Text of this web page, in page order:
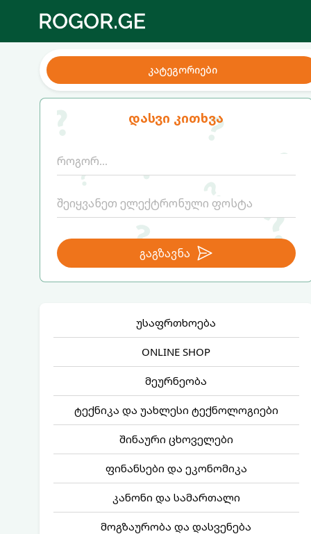
კატეგორიები
დასვი კითხვა
გაგზავნა
უსაფრთხოება
ONLINE SHOP
მეურნეობა
ტექნიკა და უახლესი ტექნოლოგიები
შინაური ცხოველები
ფინანსები და ეკონომიკა
კანონი და სამართალი
მოგზაურობა და დასვენება